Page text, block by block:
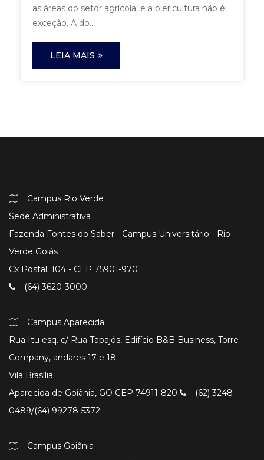
as áreas do setor agrícola, e a olericultura não é
exceção. A do...
LEIA MAIS
Campus Rio Verde
Sede Administrativa
Fazenda Fontes do Saber - Campus Universitário - Rio
Verde Goiás
Cx Postal: 104 - CEP 75901-970
(64) 3620-3000
Campus Aparecida
Rua Itu esq. c/ Rua Tapajós, Edifício B&B Business, Torre
Company, andares 17 e 18
Vila Brasília
Aparecida de Goiânia, GO CEP 74911-820
(62) 3248-
0489/(64) 99278-5372
Campus Goiânia